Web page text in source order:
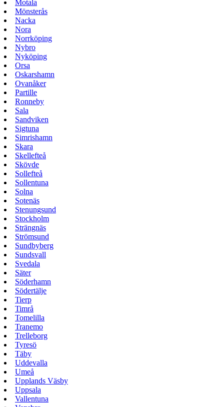
Motala
Mönsterås
Nacka
Nora
Norrköping
Nybro
Nyköping
Orsa
Oskarshamn
Ovanåker
Partille
Ronneby
Sala
Sandviken
Sigtuna
Simrishamn
Skara
Skellefteå
Skövde
Sollefteå
Sollentuna
Solna
Sotenäs
Stenungsund
Stockholm
Strängnäs
Strömsund
Sundbyberg
Sundsvall
Svedala
Säter
Söderhamn
Södertälje
Tierp
Timrå
Tomelilla
Tranemo
Trelleborg
Tyresö
Täby
Uddevalla
Umeå
Upplands Väsby
Uppsala
Vallentuna